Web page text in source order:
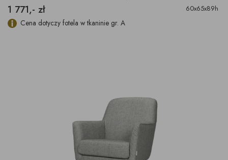
1 771,- zł 60x65x89h
Cena dotyczy fotela w tkaninie gr. A